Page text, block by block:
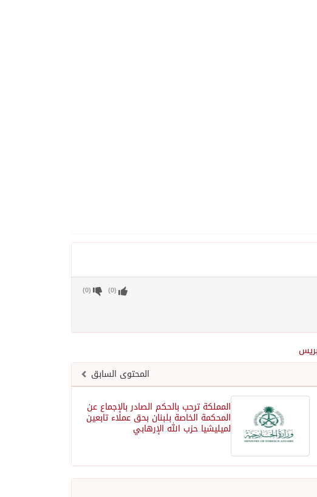
(
0
) (
0
)
المحتوى السابق
المملكة ترحب بالحكم الصادر بالإجماع عن
المحكمة الخاصة بلبنان بحق عملاء تابعين
لميليشيا حزب الله الإرهابي